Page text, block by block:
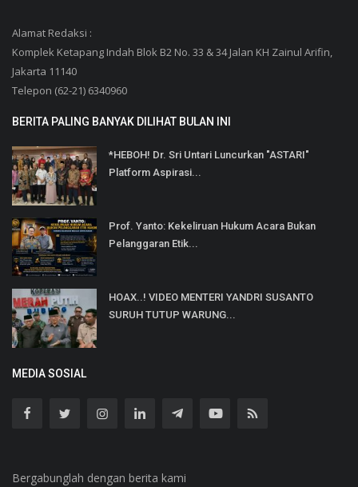
Alamat Redaksi :
Komplek Ketapang Indah Blok B2 No. 33 & 34 Jalan KH Zainul Arifin,
Jakarta 11140
Telepon (62-21) 6340960
BERITA PALING BANYAK DILIHAT BULAN INI
*HEBOH! Dr. Sri Untari Luncurkan "ASTARI"
Platform Aspirasi...
Prof. Yanto: Kekeliruan Hukum Acara Bukan
Pelanggaran Etik...
HOAX..! VIDEO MENTERI YANDRI SUSANTO
SURUH TUTUP WARUNG...
MEDIA SOSIAL
Bergabunglah dengan berita kami